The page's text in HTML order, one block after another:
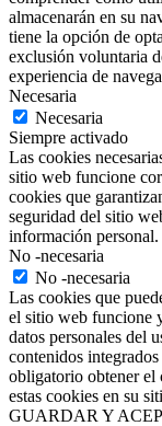
almacenarán en su
tiene la opción de
exclusión voluntaria
experiencia de
Necesaria
Necesaria
Siempre activado
Las cookies
sitio web funcione
cookies que
seguridad del sitio
información personal.
No -necesaria
No -necesaria
Las cookies que
el sitio web funcione
datos personales del
contenidos
obligatorio obtener el
estas cookies en su
GUARDAR Y